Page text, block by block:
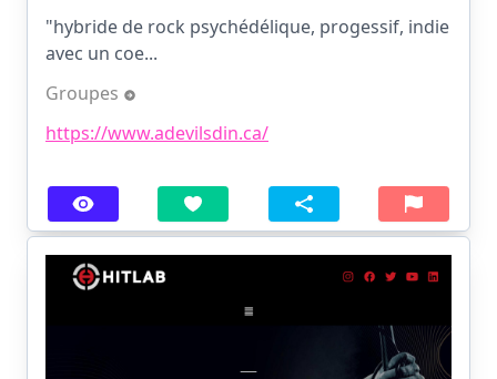
"hybride de rock psychédélique, progessif, indie
avec un coe...
Groupes
https://www.adevilsdin.ca/